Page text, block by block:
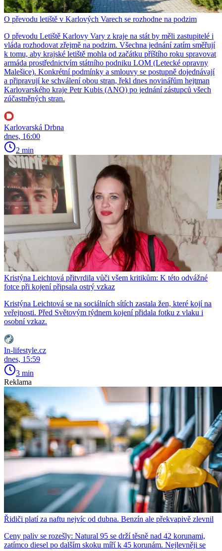
O převodu letiště v Karlových Varech se rozhodne na podzim
O převodu Letiště Karlovy Vary z kraje na stát by měli zastupitelé i
vláda rozhodovat zřejmě na podzim. Všechna jednání zatím směřují
k tomu, aby krajské letiště mohla od začátku příštího roku spravovat
armáda prostřednictvím státního podniku LOM (Letecké opravny
Malešice). Konkrétní podmínky a smlouvy se postupně dojednávají
a připravují ke schválení obou stran, řekl dnes novinářům hejtman
Karlovarského kraje Petr Kubis (ANO) po jednání zástupců všech
zúčastněných stran.
Karlovarská Drbna
dnes, 16:00
2 min
Kristýna Leichtová přitvrdila vůči všem kritikům: K této odvážné
fotce při kojení připsala ostrý vzkaz
Kristýna Leichtová se na sociálních sítích zastala žen, které kojí na
veřejnosti. Před Světovým týdnem kojení přidala fotku z vlaku i
osobní vzkaz.
In-lifestyle.cz
dnes, 15:59
3 min
Reklama
Řidiči platí za naftu nejvíc od dubna. Benzín ale překvapivě zlevnil
Ceny paliv se rozešly: Natural 95 se drží těsně nad 42 korunami,
zatímco diesel po dalším skoku míří k 45 korunám. Nejlevněji se